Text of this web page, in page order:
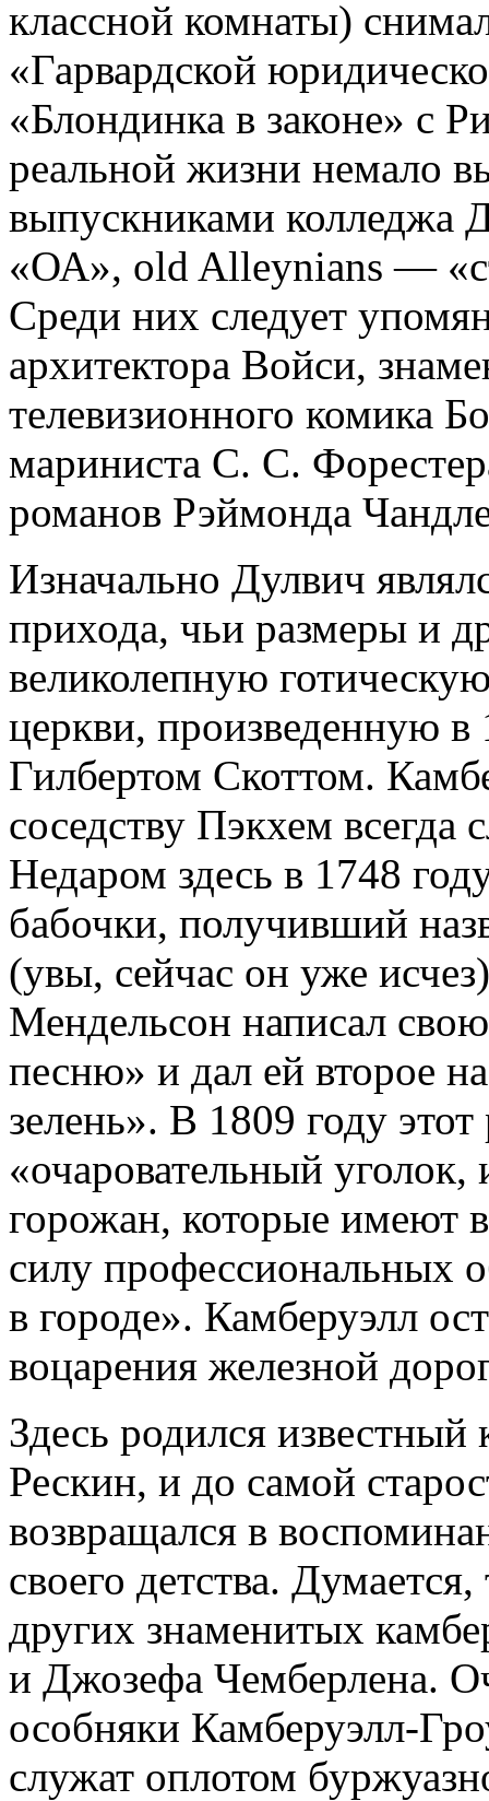
классной комнаты)
«Гарвардской
«Блондинка в законе» с
реальной жизни немало
выпускниками колледжа
«ОА», old Alleynians —
Среди них следует
архитектора Войси,
телевизионного комика
мариниста С. С.
романов Рэймонда
Изначально Дулвич
прихода, чьи размеры и
великолепную
церкви, произведенную
Гилбертом Скоттом.
соседству Пэкхем всегда
Недаром здесь в 1748
бабочки, получивший
(увы, сейчас он уже
Мендельсон написал
песню» и дал ей второе
зелень». В 1809 году
«очаровательный
горожан, которые имеют
силу профессиональных
в городе». Камберуэлл
воцарения железной
Здесь родился
Рескин, и до самой
возвращался в
своего детства.
других знаменитых
и Джозефа Чемберлена.
особняки Камберуэлл-
служат оплотом